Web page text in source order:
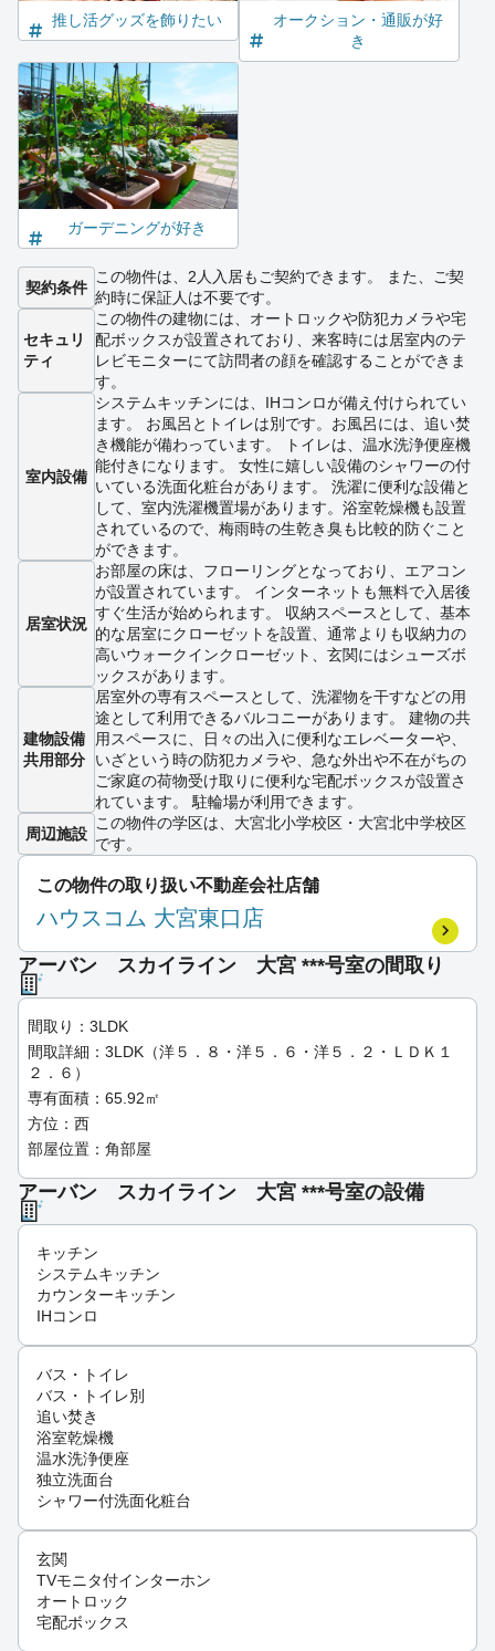
推し活グッズを飾りたい
オークション・通販が好
き
ガーデニングが好き
契約条件
この物件は、2人入居もご契約できます。 また、ご契
約時に保証人は不要です。
セキュリ
ティ
この物件の建物には、オートロックや防犯カメラや宅
配ボックスが設置されており、来客時には居室内のテ
レビモニターにて訪問者の顔を確認することができま
す。
室内設備
システムキッチンには、IHコンロが備え付けられてい
ます。 お風呂とトイレは別です。お風呂には、追い焚
き機能が備わっています。 トイレは、温水洗浄便座機
能付きになります。 女性に嬉しい設備のシャワーの付
いている洗面化粧台があります。 洗濯に便利な設備と
して、室内洗濯機置場があります。浴室乾燥機も設置
されているので、梅雨時の生乾き臭も比較的防ぐこと
ができます。
居室状況
お部屋の床は、フローリングとなっており、エアコン
が設置されています。 インターネットも無料で入居後
すぐ生活が始められます。 収納スペースとして、基本
的な居室にクローゼットを設置、通常よりも収納力の
高いウォークインクローゼット、玄関にはシューズボ
ックスがあります。
建物設備
共用部分
居室外の専有スペースとして、洗濯物を干すなどの用
途として利用できるバルコニーがあります。 建物の共
用スペースに、日々の出入に便利なエレベーターや、
いざという時の防犯カメラや、急な外出や不在がちの
ご家庭の荷物受け取りに便利な宅配ボックスが設置さ
れています。 駐輪場が利用できます。
周辺施設
この物件の学区は、大宮北小学校区・大宮北中学校区
です。
この物件の取り扱い不動産会社店舗
ハウスコム 大宮東口店
アーバン スカイライン 大宮 ***号室の間取り
間取り：3LDK
間取詳細：3LDK（洋５．８・洋５．６・洋５．２・ＬＤＫ１
２．６）
専有面積：65.92㎡
方位：西
部屋位置：角部屋
アーバン スカイライン 大宮 ***号室の設備
キッチン
システムキッチン
カウンターキッチン
IHコンロ
バス・トイレ
バス・トイレ別
追い焚き
浴室乾燥機
温水洗浄便座
独立洗面台
シャワー付洗面化粧台
玄関
TVモニタ付インターホン
オートロック
宅配ボックス